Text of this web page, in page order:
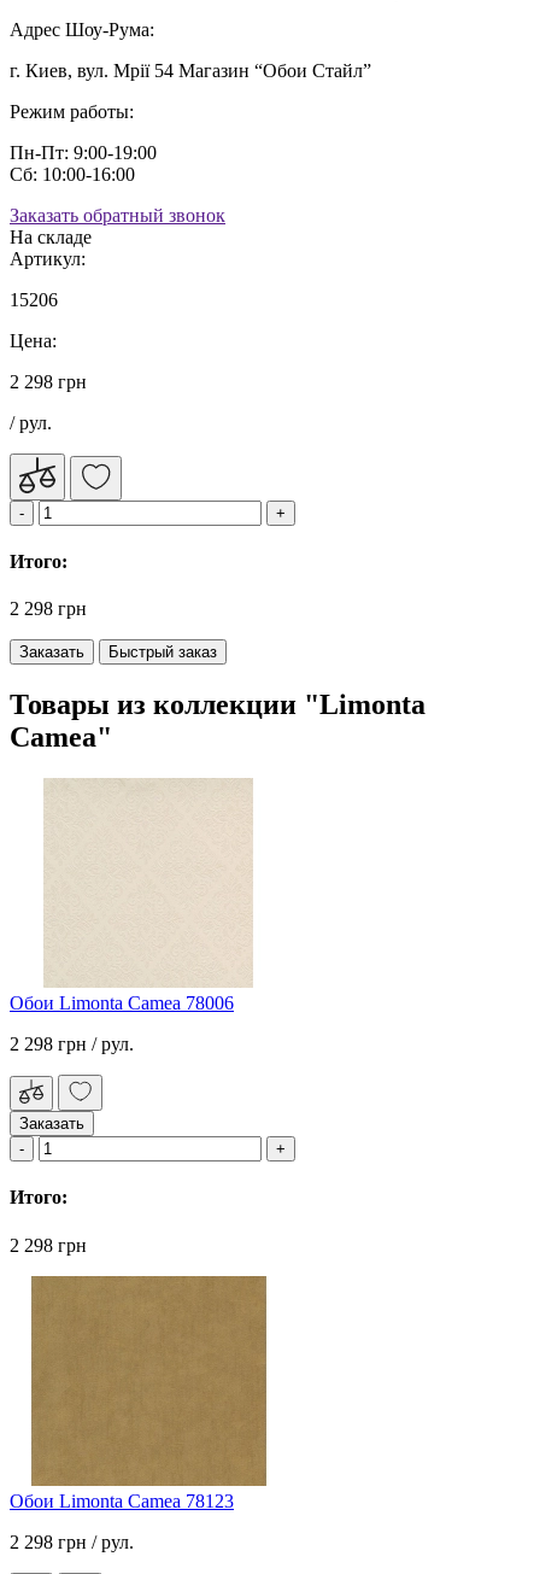
Адрес Шоу-Рума:
г. Киев, вул. Мрії 54 Магазин “Обои Стайл”
Режим работы:
Пн-Пт: 9:00-19:00
Сб: 10:00-16:00
Заказать обратный звонок
На складе
Артикул:
15206
Цена:
2 298 грн
/ рул.
Итого:
2 298 грн
Заказать Быстрый заказ
Товары из коллекции "Limonta
Camea"
Обои Limonta Camea 78006
2 298 грн / рул.
Заказать
Итого:
2 298 грн
Обои Limonta Camea 78123
2 298 грн / рул.